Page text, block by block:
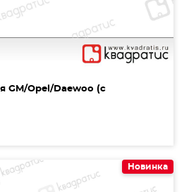
GM/Opel/Daewoo (с
Новинка